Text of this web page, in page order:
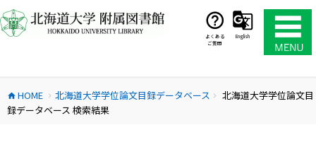
ン
テ
ス
キ
よくある
ご質問
English
home HOME chevron_right 北海道大学学位論文目録データベース chevron_right
北海道大学学位論文目
録データベース 検索結果